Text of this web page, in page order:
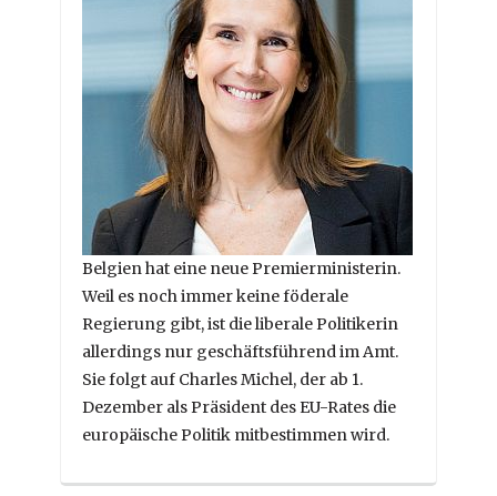
Belgien hat eine neue Premierministerin.
Weil es noch immer keine föderale
Regierung gibt, ist die liberale Politikerin
allerdings nur geschäftsführend im Amt.
Sie folgt auf Charles Michel, der ab 1.
Dezember als Präsident des EU-Rates die
europäische Politik mitbestimmen wird.